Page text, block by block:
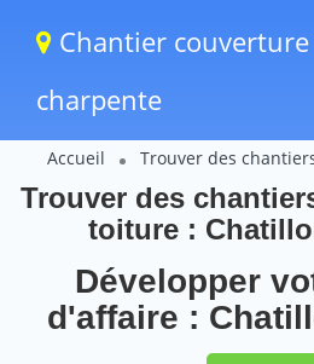
Chantier
charpente
Accueil Trouver des
Trouver des
toiture :
Développer
d'affaire :